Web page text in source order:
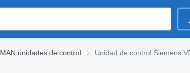
MAN unidades de control Unidad de control Siemens